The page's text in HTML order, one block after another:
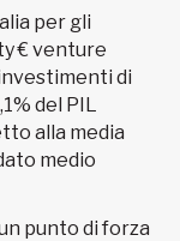
per gli
€ venture
di
del PIL
alla media
medio
punto di forza